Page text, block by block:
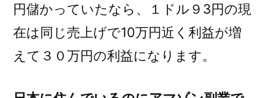
円儲かっていたなら、１ドル９3円の現
在は同じ売上げで10万円近く利益が増
えて３０万円の利益になります。